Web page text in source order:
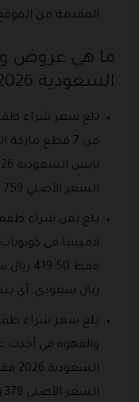
المقدمة من
ما هي عروض
السعودية 2026 ؟
بلغ سعر شراء
من 7 قطع
السعر الأصلي 759 ريال سعودي، أي بنسبة خصم 60% .
ريال سعودي، أي
والقهوة في
السعر الأصلي 379 ريال سعودي، أي بنسبة خصم 50% .